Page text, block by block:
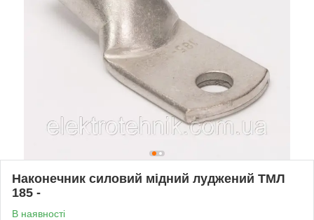
Наконечник силовий мідний луджений ТМЛ
185 -
В наявності